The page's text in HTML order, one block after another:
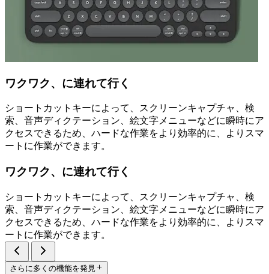
ワクワク、に連れて行く
ショートカットキーによって、スクリーンキャプチャ、検
索、音声ディクテーション、絵文字メニューなどに瞬時にア
クセスできるため、ハードな作業をより効率的に、よりスマ
ートに作業ができます。
ワクワク、に連れて行く
ショートカットキーによって、スクリーンキャプチャ、検
索、音声ディクテーション、絵文字メニューなどに瞬時にア
クセスできるため、ハードな作業をより効率的に、よりスマ
ートに作業ができます。
さらに多くの機能を発見